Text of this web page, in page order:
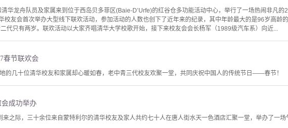
华龙舟队员及家属来到位于西岛贝多菲区(Baie-D’Urfe)的红谷仓多功能活动中心，举行了一场热闹非凡的
校友会首次举办大型线下联欢活动，参加活动的人数也创下了近年来的纪录，其中年龄最大的是96岁高龄
代只有两岁。联欢活动以大家齐唱清华大学校歌开始，接下来校友会会长杨军（1989级汽车系）向近...
春节联欢会
的几十位清华校友和家属却心暖如春，老中青三代校友欢聚一堂，共同庆祝中国人的传统节日——春节！
会成功举办
来之际，三十余位来自蒙特利尔的清华校友及家人共约七十人在唐人街水天一色酒店汇聚一堂，举办了一场